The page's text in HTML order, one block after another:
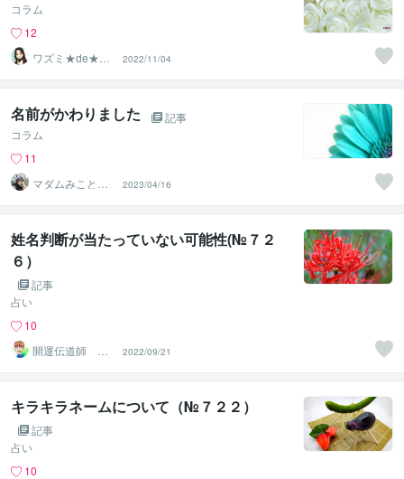
コラム
12
ワズミ★de★コ
コ
2022/11/04
名前がかわりました
記事
コラム
11
マダムみこと❤️
みんなのママ
2023/04/16
姓名判断が当たっていない可能性(№７２
６）
記事
占い
10
開運伝道師 HE
RO
2022/09/21
キラキラネームについて（№７２２）
記事
占い
10